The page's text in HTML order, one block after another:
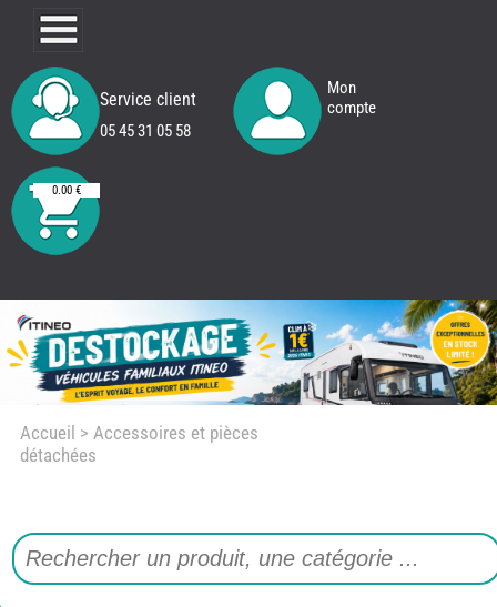
Service client
05 45 31 05 58
Mon
compte
0.00 €
Accueil > Accessoires et pièces
détachées